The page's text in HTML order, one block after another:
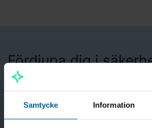
Samtycke Information
Fördjupa dig i
Vill du veta mer om specifika
vidare i våra fördjupande artiklar för